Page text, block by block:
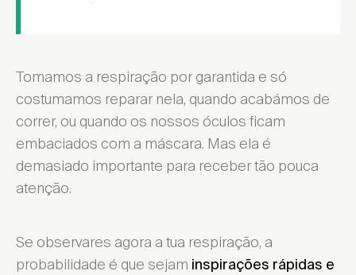
Tomamos a respiração por garantida e só
costumamos reparar nela, quando acabámos de
correr, ou quando os nossos óculos ficam
embaciados com a máscara. Mas ela é
demasiado importante para receber tão pouca
atenção.
Se observares agora a tua respiração, a
probabilidade é que sejam inspirações rápidas e